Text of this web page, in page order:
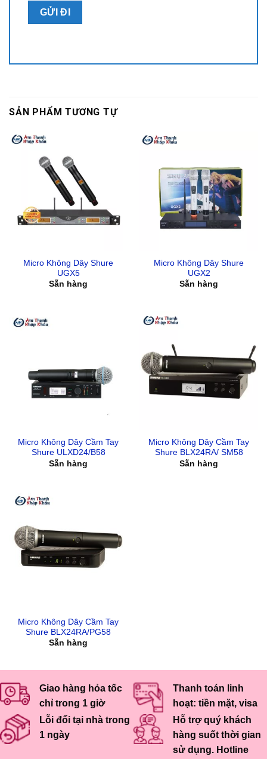
SẢN PHẨM TƯƠNG TỰ
Micro Không Dây Shure
UGX5
Sẵn hàng
Micro Không Dây Shure
UGX2
Sẵn hàng
Micro Không Dây Cầm Tay
Shure ULXD24/B58
Sẵn hàng
Micro Không Dây Cầm Tay
Shure BLX24RA/ SM58
Sẵn hàng
Micro Không Dây Cầm Tay
Shure BLX24RA/PG58
Sẵn hàng
Giao hàng hỏa tốc
chỉ trong 1 giờ
Thanh toán linh
hoạt: tiền mặt, visa
Lỗi đổi tại nhà trong
1 ngày
Hỗ trợ quý khách
hàng suốt thời gian
sử dụng. Hotline